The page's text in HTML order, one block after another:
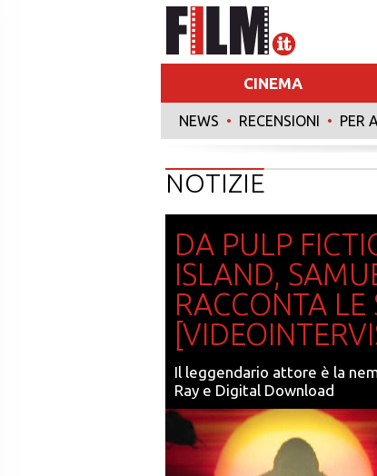
CINEMA
NEWS • RECENSIONI • PER
NOTIZIE
DA PULP
ISLAND,
RACCONTA LE
Il leggendario attore è la
Ray e Digital Download